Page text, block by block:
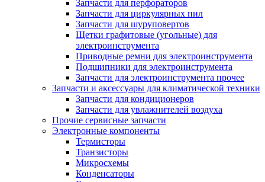
Запчасти для перфораторов
Запчасти для циркулярных пил
Запчасти для шуруповертов
Щетки графитовые (угольные) для
электроинструмента
Приводные ремни для электроинструмента
Подшипники для электроинструмента
Запчасти для электроинструмента прочее
Запчасти и аксессуары для климатической техники
Запчасти для кондиционеров
Запчасти для увлажнителей воздуха
Прочие сервисные запчасти
Электронные компоненты
Термисторы
Транзисторы
Микросхемы
Конденсаторы